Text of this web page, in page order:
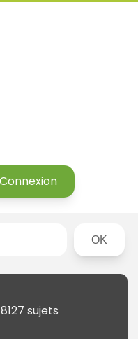
Connexion
Rechercher
sujets